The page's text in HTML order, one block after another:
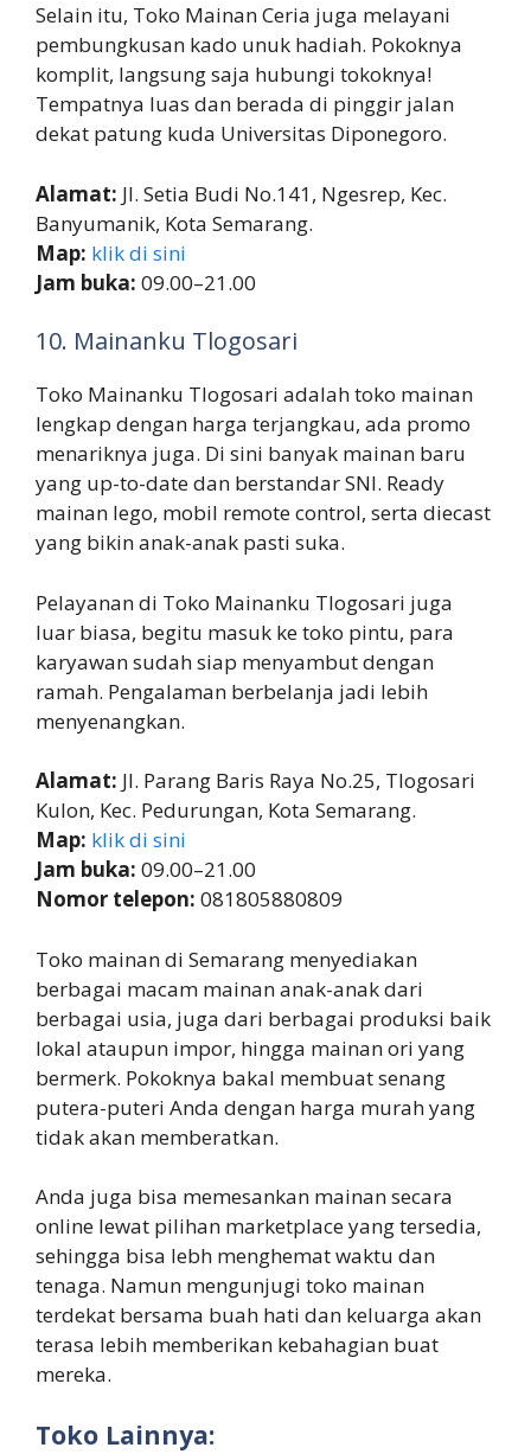
Selain itu, Toko Mainan Ceria juga melayani
pembungkusan kado unuk hadiah. Pokoknya
komplit, langsung saja hubungi tokoknya!
Tempatnya luas dan berada di pinggir jalan
dekat patung kuda Universitas Diponegoro.
Alamat: Jl. Setia Budi No.141, Ngesrep, Kec.
Banyumanik, Kota Semarang.
Map: klik di sini
Jam buka: 09.00–21.00
10. Mainanku Tlogosari
Toko Mainanku Tlogosari adalah toko mainan
lengkap dengan harga terjangkau, ada promo
menariknya juga. Di sini banyak mainan baru
yang up-to-date dan berstandar SNI. Ready
mainan lego, mobil remote control, serta diecast
yang bikin anak-anak pasti suka.
Pelayanan di Toko Mainanku Tlogosari juga
luar biasa, begitu masuk ke toko pintu, para
karyawan sudah siap menyambut dengan
ramah. Pengalaman berbelanja jadi lebih
menyenangkan.
Alamat: Jl. Parang Baris Raya No.25, Tlogosari
Kulon, Kec. Pedurungan, Kota Semarang.
Map: klik di sini
Jam buka: 09.00–21.00
Nomor telepon: 081805880809
Toko mainan di Semarang menyediakan
berbagai macam mainan anak-anak dari
berbagai usia, juga dari berbagai produksi baik
lokal ataupun impor, hingga mainan ori yang
bermerk. Pokoknya bakal membuat senang
putera-puteri Anda dengan harga murah yang
tidak akan memberatkan.
Anda juga bisa memesankan mainan secara
online lewat pilihan marketplace yang tersedia,
sehingga bisa lebh menghemat waktu dan
tenaga. Namun mengunjugi toko mainan
terdekat bersama buah hati dan keluarga akan
terasa lebih memberikan kebahagian buat
mereka.
Toko Lainnya: